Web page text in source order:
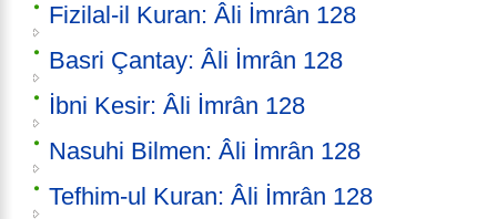
Fizilal-il Kuran: Âli İmrân 128
Basri Çantay: Âli İmrân 128
İbni Kesir: Âli İmrân 128
Nasuhi Bilmen: Âli İmrân 128
Tefhim-ul Kuran: Âli İmrân 128